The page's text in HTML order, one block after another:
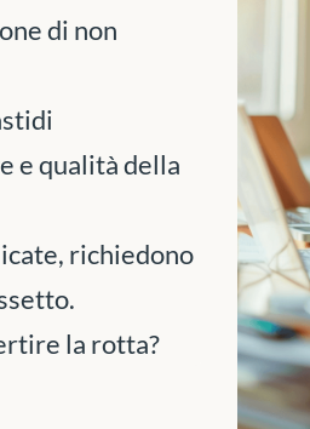
di non
e qualità della
richiedono
la rotta?